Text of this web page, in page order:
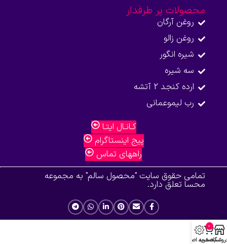
محصولات پر طرفدار
روغن آرگان
روغن زالو
شیره انگور
سه شیره
ارده کنجد 2 آتشه
رب لیموعمانی
کـانـال ایتـا
پیج اینستاگرام
راههای تماس
تمامی حقوق سایت "محصول سالم" به مجموعه
محسا تعلق دارد.
0
سبد خرید
صفحه اصلی